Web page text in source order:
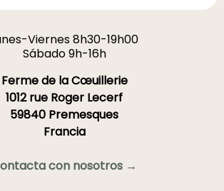
Viernes 8h30-19h00
Sábado 9h-16h
Ferme de la Cœuillerie
1012 rue Roger Lecerf
59840 Premesques
Francia
con nosotros →